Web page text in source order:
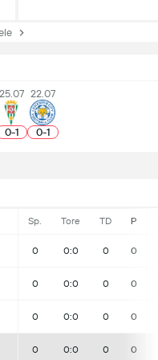
25.07
0-1
22.07
0-1
Sp. Tore TD P
0 0:0 0 0
0 0:0 0 0
0 0:0 0 0
0 0:0 0 0